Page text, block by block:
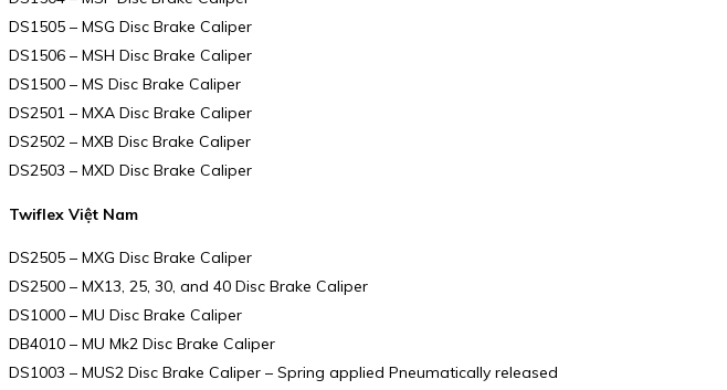
DS1505 – MSG Disc Brake Caliper
DS1506 – MSH Disc Brake Caliper
DS1500 – MS Disc Brake Caliper
DS2501 – MXA Disc Brake Caliper
DS2502 – MXB Disc Brake Caliper
DS2503 – MXD Disc Brake Caliper
Twiflex Việt Nam
DS2505 – MXG Disc Brake Caliper
DS2500 – MX13, 25, 30, and 40 Disc Brake Caliper
DS1000 – MU Disc Brake Caliper
DB4010 – MU Mk2 Disc Brake Caliper
DS1003 – MUS2 Disc Brake Caliper – Spring applied Pneumatically released